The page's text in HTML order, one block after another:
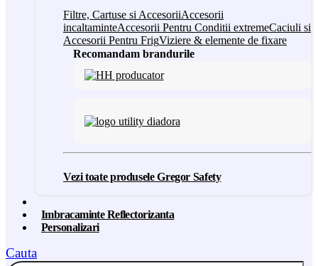
Filtre, Cartuse si AccesoriiAccesorii
incaltaminteAccesorii Pentru Conditii extremeCaciuli si
Accesorii Pentru FrigViziere & elemente de fixare
Recomandam brandurile
Vezi toate produsele Gregor Safety
Imbracaminte Reflectorizanta
Personalizari
Cauta